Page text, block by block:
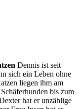
Dennis ist seit
sich ein Leben ohne
liegen ihm am
bis zum
hat er unzählige